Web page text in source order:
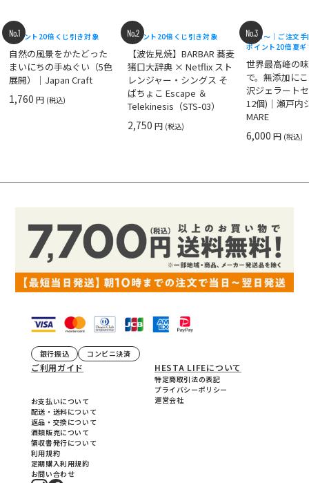
No.1
ポイント20倍 くじ引き対象
自然の風景をかたどった
まいにちの手ぬぐい（5色
展開）｜Japan Craft
1,760円 (税込)
No.2
ポイント20倍 くじ引き対象
【波佐見焼】BARBAR 蕎麦
猪口大辞典 × Netflix スト
レンジャー・シングス そ
ばちょこ Escape ＆
Telekinesis（STS-03）
2,750円 (税込)
No.3
8/18〜｜ご注文手
ポイント20倍 夏
世界最高峰の
で。無添加に
沢ジェラート
12個)｜瀬戸内
MARE
6,000円 (税込)
銀行振込 コンビニ決済
ご利用ガイド
お支払いについて
配送・送料について
返品・交換について
酒類販売について
領収書発行について
利用規約
定期購入利用規約
お問い合わせ
HESTA LIFEについて
特定商取引法の表記
プライバシーポリシー
運営会社